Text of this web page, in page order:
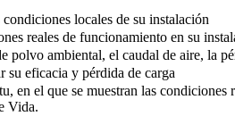
locales de su instalación
reales de funcionamiento en su
polvo ambiental, el caudal de aire, la
su eficacia y pérdida de carga
en el que se muestran las
Vida.